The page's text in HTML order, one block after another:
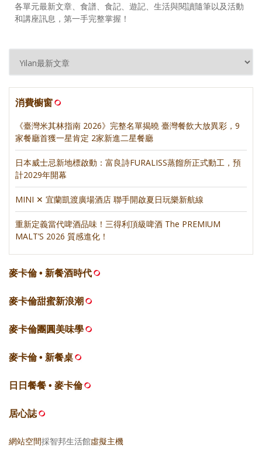
各單元最新文章、食譜、食記、遊記、生活與閱讀隨筆以及活動
和講座訊息，第一手完整掌握！
消費櫥窗
《臺灣米其林指南 2026》完整名單揭曉 臺灣餐飲大放異彩，9
家餐廳首獲一星肯定 2家新進二星餐廳
日本威士忌新地標啟動：富良詩FURALISS蒸餾所正式動工，預
計2029年開幕
MINI ✕ 宜蘭凱渡廣場酒店 聯手開啟夏日玩樂新航線
重新定義當代啤酒品味！三得利頂級啤酒 The PREMIUM
MALT’S 2026 質感進化！
麥卡倫 • 新餐酒時代
麥卡倫甜蜜新浪潮
麥卡倫團圓美味學
麥卡倫 • 新餐桌
日日餐餐 • 麥卡倫
居心誌
網站空間採智邦生活館虛擬主機